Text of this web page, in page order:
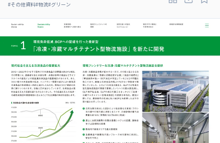
#その他資料#物流#グリーン